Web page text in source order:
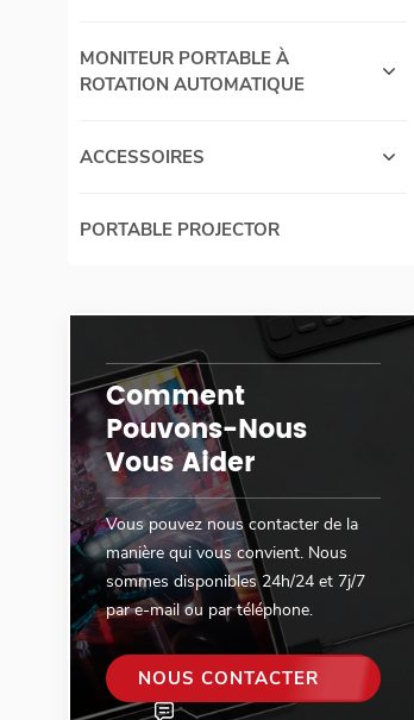
MONITEUR PORTABLE À
ROTATION AUTOMATIQUE
ACCESSOIRES
PORTABLE PROJECTOR
Comment
Pouvons-Nous
Vous Aider
Vous pouvez nous contacter de la
manière qui vous convient. Nous
sommes disponibles 24h/24 et 7j/7
par e-mail ou par téléphone.
NOUS CONTACTER